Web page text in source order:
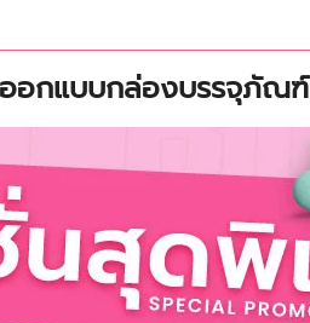
อกแบบกล่องบรรจุภัณฑ์